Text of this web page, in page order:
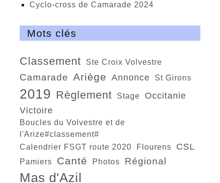
Cyclo-cross de Camarade 2024
Mots clés
classement Ste Croix Volvestre
Camarade Ariège Annonce St Girons
2019 règlement Stage
Occitanie
victoire
Boucles du Volvestre et de
l'Arize#classement#
calendrier FSGT route 2020
Flourens CSL
Pamiers Canté photos régional
Mas d'Azil